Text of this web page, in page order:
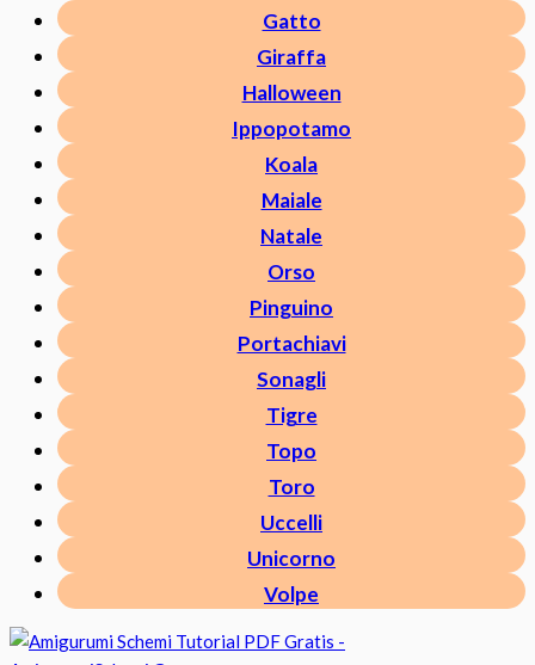
Gatto
Giraffa
Halloween
Ippopotamo
Koala
Maiale
Natale
Orso
Pinguino
Portachiavi
Sonagli
Tigre
Topo
Toro
Uccelli
Unicorno
Volpe